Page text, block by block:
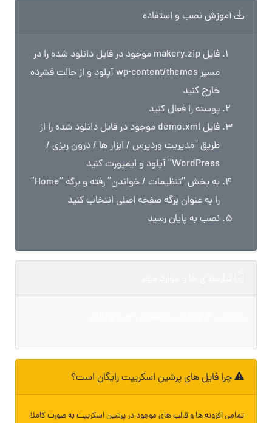
آموزش نصب و استفاده
فایل makery.zip موجود در فایل دانلود شده را در
مسیر wp-content/themes آپلود و از حالت فشرده
خارج کنید
پوسته را فعال کنید
فایل demo.xml موجود در فایل دانلود شده را از
طریق “مدیریت وردپرس / ابزار ها / درون ریزی /
WordPress” آپلود و ایمپورت کنید
به بخش “تنظیمات / خواندن” رفته و برگه “Home”
را به عنوان برگه صفحه اصلی انتخاب کنید
نصب به پایان رسید
چرا فایل های پرشین اسکریپت رایگان است؟
تمامی افزونه ها و قالب های موجود در پرشین اسکریپت به صورت کاملا